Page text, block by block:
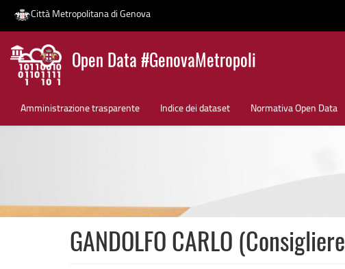
Salta
contenuto
Città Metropolitana di Genova
Open Data #GenovaMetropoli
Amministrazione trasparente Indice dei dataset Normativa Open Data
News
GANDOLFO CARLO